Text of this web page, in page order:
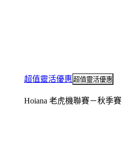
超值靈活優惠 超值靈活優惠
Hoiana 老虎機聯賽－秋季賽